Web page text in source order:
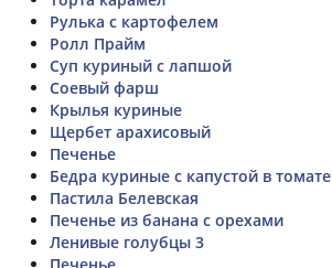
Рулька с картофелем
Ролл Прайм
Суп куриный с лапшой
Соевый фарш
Крылья куриные
Щербет арахисовый
Печенье
Бедра куриные с капустой в томате
Пастила Белевская
Печенье из банана с орехами
Ленивые голубцы 3